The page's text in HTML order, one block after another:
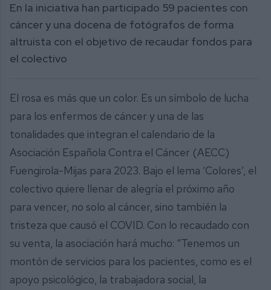
En la iniciativa han participado 59 pacientes con
cáncer y una docena de fotógrafos de forma
altruista con el objetivo de recaudar fondos para
el colectivo
El rosa es más que un color. Es un símbolo de lucha
para los enfermos de cáncer y una de las
tonalidades que integran el calendario de la
Asociación Española Contra el Cáncer (AECC)
Fuengirola-Mijas para 2023. Bajo el lema ‘Colores’, el
colectivo quiere llenar de alegría el próximo año
para vencer, no solo al cáncer, sino también la
tristeza que causó el COVID. Con lo recaudado con
su venta, la asociación hará mucho: “Tenemos un
montón de servicios para los pacientes, como es el
apoyo psicológico, la trabajadora social, la